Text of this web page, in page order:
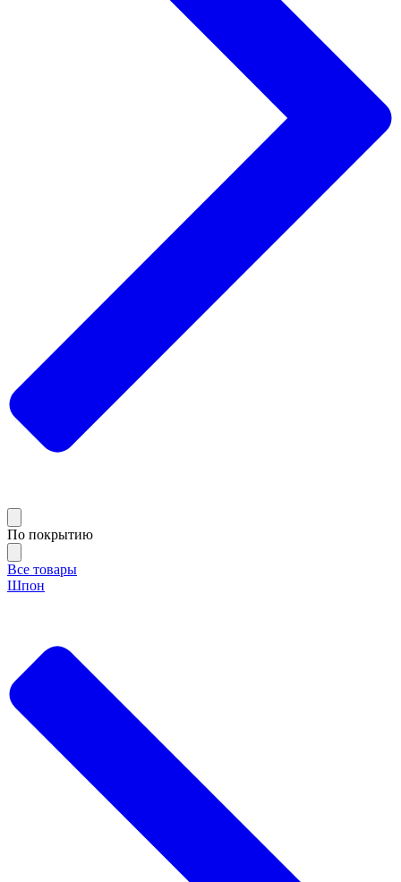
По покрытию
Все товары
Шпон